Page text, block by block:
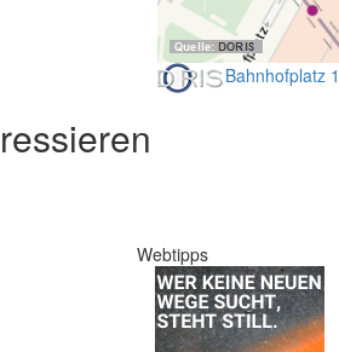
Bahnhofplatz
Webtipps